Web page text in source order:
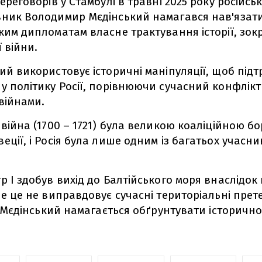
Володимир Мєдінський намагався
дипломатам власне трактування історії,
війни.
використовує історичні маніпуляції, щоб
політику Росії, порівнюючи сучасний
війна (1700 – 1721) була великою коаліційною
і Росія була лише одним із багатьох
I здобув вихід до Балтійського моря внаслідок
це не виправдовує сучасні територіальні
Мєдінський намагається обґрунтувати